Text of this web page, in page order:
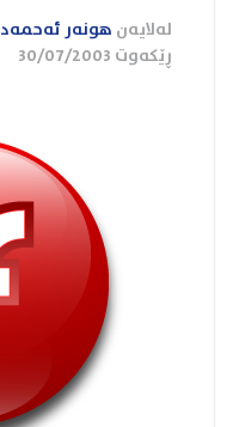
لەلایەن هونەر ئەحمەد
ڕێکەوت 30/07/2003